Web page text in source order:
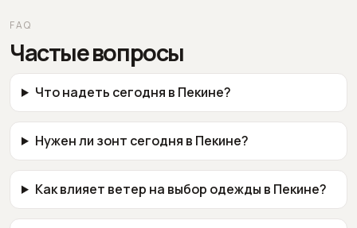
FAQ
Частые вопросы
Что надеть сегодня в Пекине?
Нужен ли зонт сегодня в Пекине?
Как влияет ветер на выбор одежды в Пекине?